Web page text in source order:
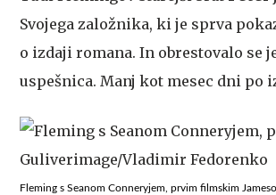
Svojega založnika, ki je sprva
o izdaji romana. In obrestovalo se
uspešnica. Manj kot mesec dni
Fleming s Seanom Conneryjem, prvim filmskim